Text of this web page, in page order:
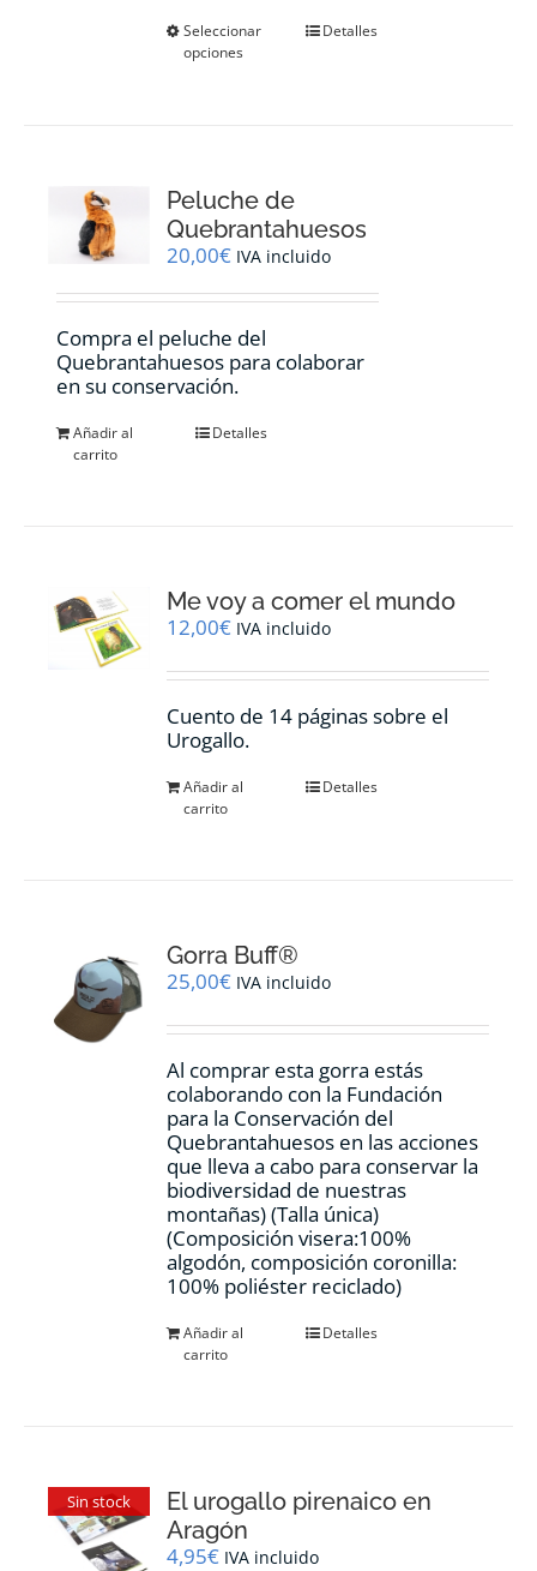
Seleccionar
opciones
Este
pueden
elegir
en
la
producto
Detalles
Peluche de
Quebrantahuesos
20,00€ IVA incluido
Compra el peluche del
Quebrantahuesos para colaborar
en su conservación.
Añadir al
carrito
Detalles
Me voy a comer el mundo
12,00€ IVA incluido
Cuento de 14 páginas sobre el
Urogallo.
Añadir al
carrito
Detalles
Gorra Buff®
25,00€ IVA incluido
Al comprar esta gorra estás
colaborando con la Fundación
para la Conservación del
Quebrantahuesos en las acciones
que lleva a cabo para conservar la
biodiversidad de nuestras
montañas) (Talla única)
(Composición visera:100%
algodón, composición coronilla:
100% poliéster reciclado)
Añadir al
carrito
Detalles
Sin stock
El urogallo pirenaico en
Aragón
4,95€ IVA incluido